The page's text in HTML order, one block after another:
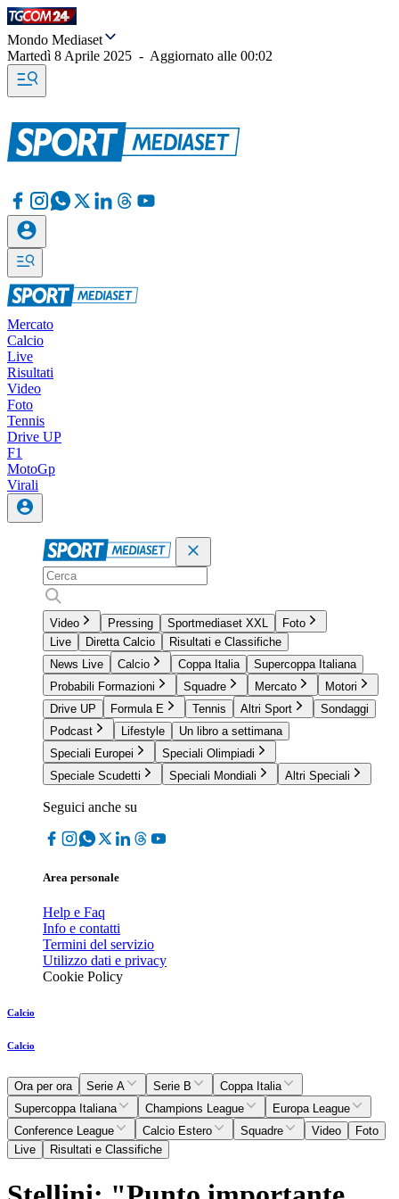
Mondo Mediaset
Martedì 8 Aprile 2025 - Aggiornato alle 00:02
Mercato
Calcio
Live
Risultati
Video
Foto
Tennis
Drive UP
F1
MotoGp
Virali
Video Pressing Sportmediaset XXL
Foto
Live
Diretta Calcio
Risultati e Classifiche
News Live
Calcio Coppa Italia
Supercoppa Italiana
Probabili Formazioni
Squadre Mercato
Motori
Drive UP
Formula E Tennis Altri Sport
Sondaggi
Podcast
Lifestyle
Un libro a settimana
Speciali Europei
Speciali Olimpiadi
Speciale Scudetti
Speciali Mondiali Altri Speciali
Seguici anche su
Area personale
Help e Faq
Info e contatti
Termini del servizio
Utilizzo dati e privacy
Cookie Policy
Calcio
Calcio
Ora per ora Serie A Serie B
Coppa Italia
Supercoppa Italiana
Champions League
Europa League
Conference League
Calcio Estero Squadre Video
Foto
Live
Risultati e Classifiche